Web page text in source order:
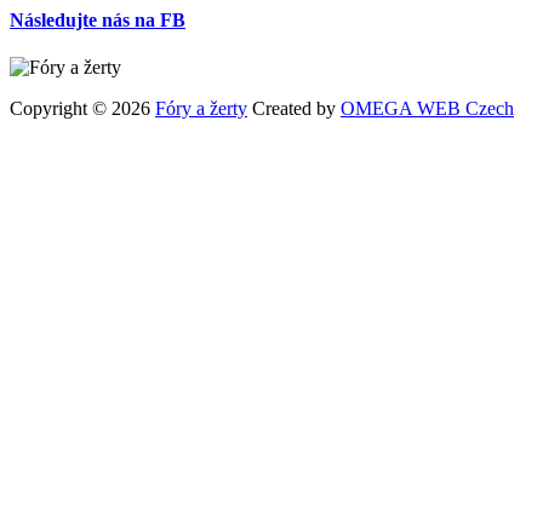
Následujte nás na FB
Copyright © 2026 Fóry a žerty Created by OMEGA WEB Czech